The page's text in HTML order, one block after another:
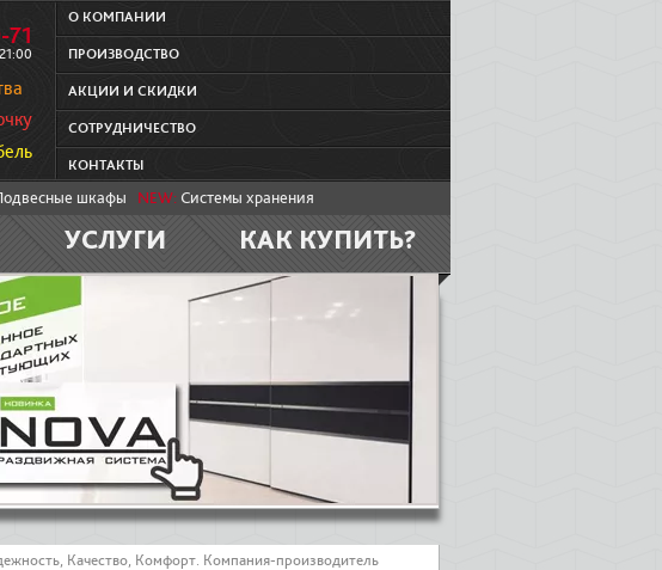
О КОМПАНИИ
ПРОИЗВОДСТВО
АКЦИИ И СКИДКИ
СОТРУДНИЧЕСТВО
КОНТАКТЫ
шкафы NEW: Системы хранения
УСЛУГИ КАК КУПИТЬ?
Качество, Комфорт. Компания-производитель